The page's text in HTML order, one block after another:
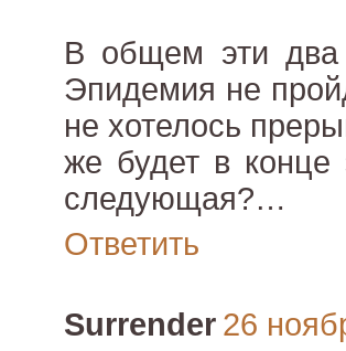
В общем эти два
Эпидемия не
не хотелось
же будет в конце
следующая?…
Ответить
Surrender 26